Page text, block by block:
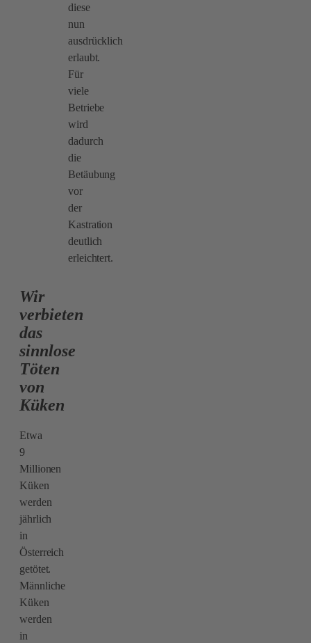
diese
nun
ausdrücklich
erlaubt.
Für
viele
Betriebe
wird
dadurch
die
Betäubung
vor
der
Kastration
deutlich
erleichtert.
Wir
verbieten
das
sinnlose
Töten
von
Küken
Etwa
9
Millionen
Küken
werden
jährlich
in
Österreich
getötet.
Männliche
Küken
werden
in